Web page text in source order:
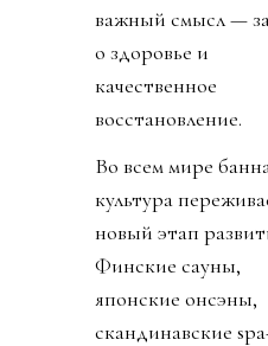
важный смысл —
о здоровье и
качественное
восстановление.
Во всем мире
культура
новый этап
Финские сауны,
японские онсэны,
скандинавские